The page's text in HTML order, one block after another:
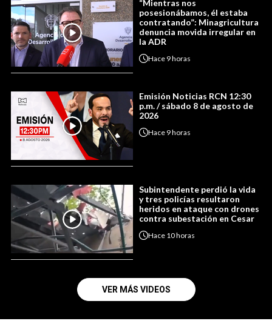
“Mientras nos
posesionábamos, él estaba
contratando”: Minagricultura
denuncia movida irregular en
la ADR
Hace 9 horas
Emisión Noticias RCN 12:30
p.m. / sábado 8 de agosto de
2026
Hace 9 horas
Subintendente perdió la vida
y tres policías resultaron
heridos en ataque con drones
contra subestación en Cesar
Hace 10 horas
VER MÁS VIDEOS